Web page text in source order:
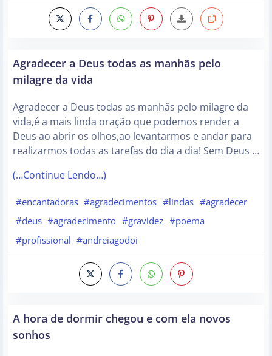
Agradecer a Deus todas as manhãs pelo
milagre da vida
Agradecer a Deus todas as manhãs pelo milagre da
vida,é a mais linda oração que podemos render a
Deus ao abrir os olhos,ao levantarmos e andar para
realizarmos todas as tarefas do dia a dia! Sem Deus …
(…Continue Lendo…)
#encantadoras #agradecimentos #lindas #agradecer
#deus #agradecimento #gravidez #poema
#profissional #andreiagodoi
A hora de dormir chegou e com ela novos
sonhos